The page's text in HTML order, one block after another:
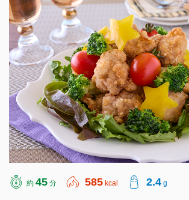
約 45 分 585 kcal 2.4 g